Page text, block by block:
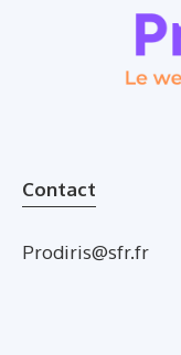
Contact
Prodiris@sfr.fr